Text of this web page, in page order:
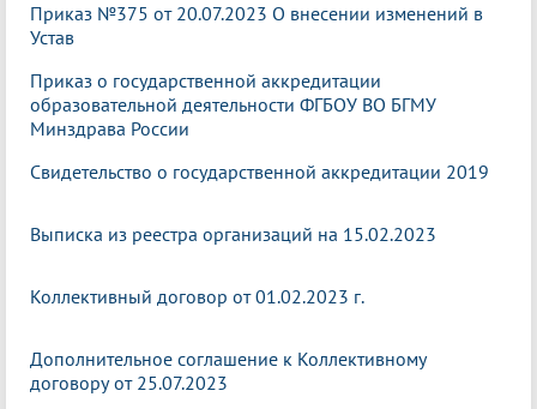
Приказ №375 от 20.07.2023 О внесении изменений в
Устав
Приказ о государственной аккредитации
образовательной деятельности ФГБОУ ВО БГМУ
Минздрава России
Свидетельство о государственной аккредитации 2019
Выписка из реестра организаций на 15.02.2023
Коллективный договор от 01.02.2023 г.
Дополнительное соглашение к Коллективному
договору от 25.07.2023